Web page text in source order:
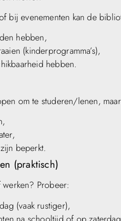
bij evenementen kan de
hebben,
(kinderprogramma’s),
hebben.
om te studeren/lenen,
beperkt.
(praktisch)
Probeer:
(vaak rustiger),